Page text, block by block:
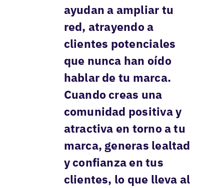
ayudan a ampliar tu
red, atrayendo a
clientes potenciales
que nunca han oído
hablar de tu marca.
Cuando creas una
comunidad positiva y
atractiva en torno a tu
marca, generas lealtad
y confianza en tus
clientes, lo que lleva al